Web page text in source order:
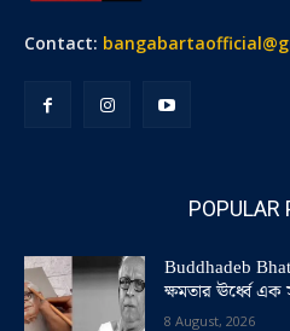
Contact:
POPULAR
Buddhadeb
ক্ষমতার ঊর্ধ্বে এক
8 August, 2026